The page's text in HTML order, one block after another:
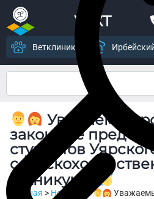
УСХТ
Ветклиника
Уважаемые
законные
студентов
техникума!
Главная > Новости >